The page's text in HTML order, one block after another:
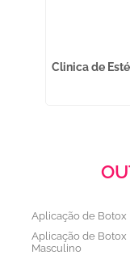
Clinica de
Aplicação de Botox
Aplicação de Botox
Masculino